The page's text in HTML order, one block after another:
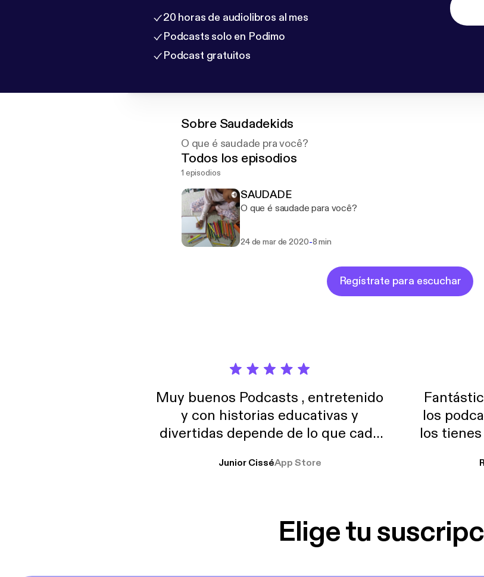
20 horas de audiolibros al mes
Podcasts solo en Podimo
Podcast gratuitos
Sobre Saudadekids
O que é saudade pra você?
Todos los episodios
1 episodios
SAUDADE
O que é saudade para você?
24 de mar de 2020-8 min
Regístrate para escuchar
Muy buenos Podcasts , entretenido
y con historias educativas y
divertidas depende de lo que cada
trabajo ya que estoy muchas horas
Junior CisséApp Store
los
los
Elige tu